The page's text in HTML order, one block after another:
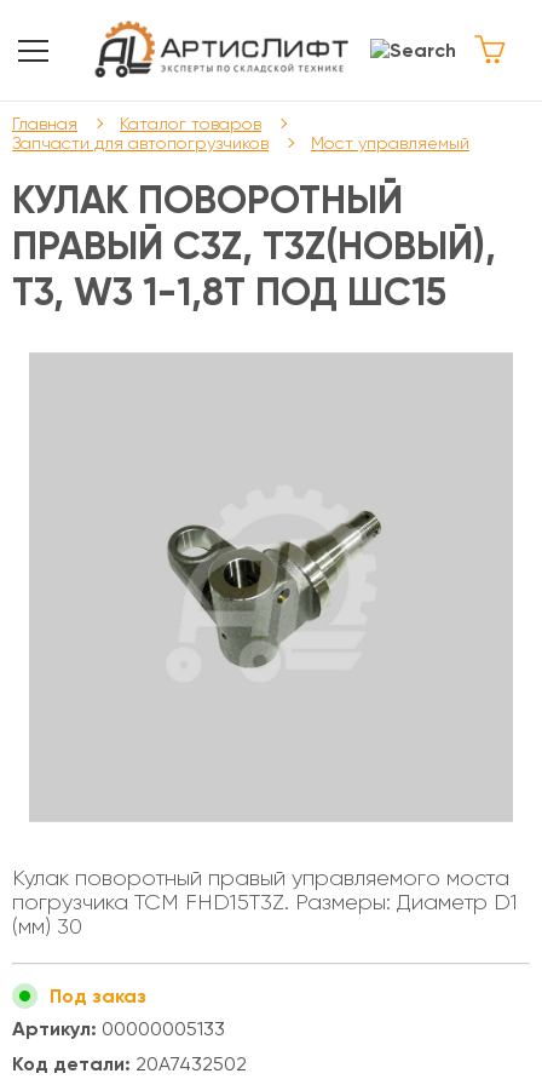
Главная
Каталог товаров
Запчасти для автопогрузчиков
Мост управляемый
КУЛАК ПОВОРОТНЫЙ
ПРАВЫЙ C3Z, T3Z(НОВЫЙ),
T3, W3 1-1,8Т ПОД ШС15
Кулак поворотный правый управляемого моста
погрузчика TCM FHD15T3Z. Размеры: Диаметр D1
(мм) 30
Под заказ
Артикул: 00000005133
Код детали: 20A7432502